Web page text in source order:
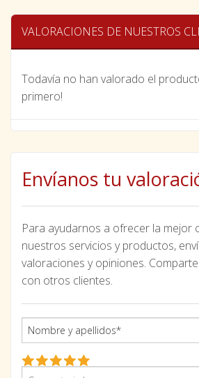
VALORACIONES DE NUESTROS
Todavía no han valorado el
primero!
Envíanos tu
Para ayudarnos a ofrecer la mejor
nuestros servicios y productos,
valoraciones y opiniones.
con otros clientes.